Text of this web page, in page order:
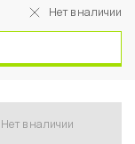
Нет в наличии
Нет в наличии